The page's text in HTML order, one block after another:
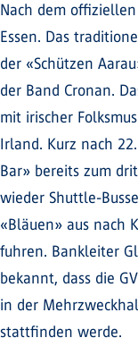
Nach dem
Essen. Das
der «Schützen
der Band Cronan.
mit irischer
Irland. Kurz nach
Bar» bereits zum
wieder Shuttle-
«Bläuen» aus nach
fuhren. Bankleiter
bekannt, dass die
in der
stattfinden werde.